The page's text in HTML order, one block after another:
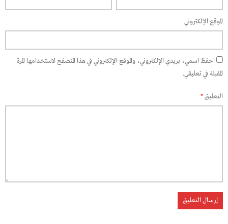
الموقع الإلكتروني
احفظ اسمي، بريدي الإلكتروني، والموقع الإلكتروني في هذا المتصفح لاستخدامها المرة
المقبلة في تعليقي.
التعليق*